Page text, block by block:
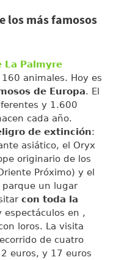
los más famosos
La Palmyre
animales. Hoy es
de Europa. El
y 1.600
cada año.
de extinción:
asiático, el Oryx
originario de los
Próximo) y el
parque un lugar
con toda la
espectáculos en ,
loros. La visita
de cuatro
euros, y 17 euros